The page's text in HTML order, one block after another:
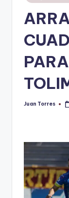
ti
en
Publicado
Juan Torres